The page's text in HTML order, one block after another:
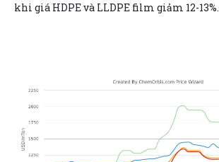
khi giá HDPE và LLDPE film giảm 12-13%.